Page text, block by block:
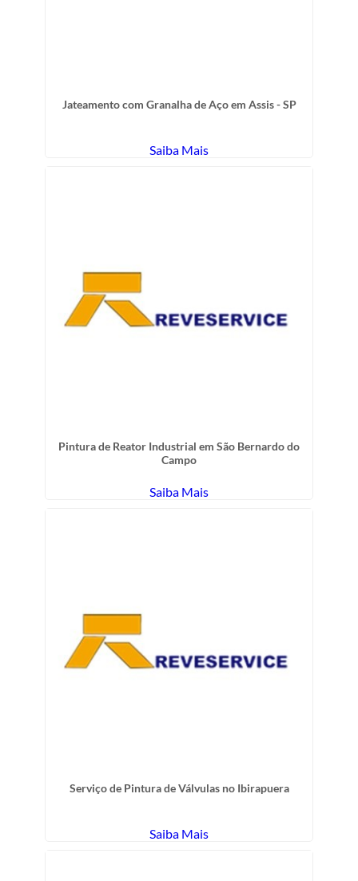
Jateamento com Granalha de Aço em Assis - SP
Saiba Mais
Pintura de Reator Industrial em São Bernardo do
Campo
Saiba Mais
Serviço de Pintura de Válvulas no Ibirapuera
Saiba Mais